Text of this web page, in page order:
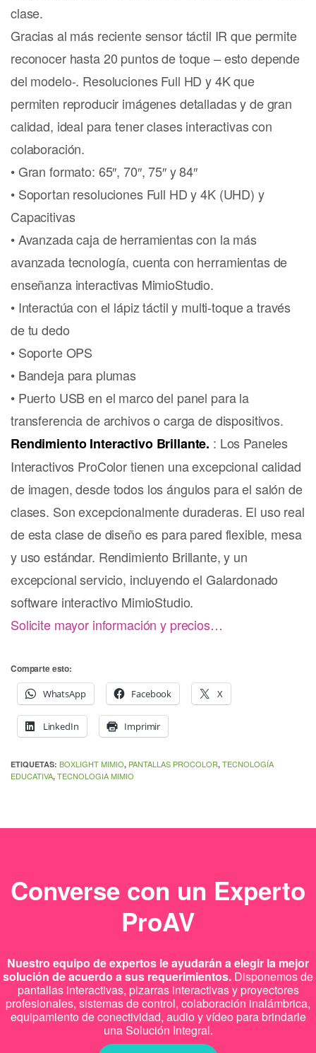
clase.
Gracias al más reciente sensor táctil IR que permite
reconocer hasta 20 puntos de toque – esto depende
del modelo-. Resoluciones Full HD y 4K que
permiten reproducir imágenes detalladas y de gran
calidad, ideal para tener clases interactivas con
colaboración.
• Gran formato: 65″, 70″, 75″ y 84″
• Soportan resoluciones Full HD y 4K (UHD) y
Capacitivas
• Avanzada caja de herramientas con la más
avanzada tecnología, cuenta con herramientas de
enseñanza interactivas MimioStudio.
• Interactúa con el lápiz táctil y multi-toque a través
de tu dedo
• Soporte OPS
• Bandeja para plumas
• Puerto USB en el marco del panel para la
transferencia de archivos o carga de dispositivos.
Rendimiento Interactivo Brillante. : Los Paneles
Interactivos ProColor tienen una excepcional calidad
de imagen, desde todos los ángulos para el salón de
clases. Son excepcionalmente duraderas. El uso real
de esta clase de diseño es para pared flexible, mesa
y uso estándar. Rendimiento Brillante, y un
excepcional servicio, incluyendo el Galardonado
software interactivo MimioStudio.
Solicite mayor información y precios…
Comparte esto:
WhatsApp
Facebook X
LinkedIn Imprimir
ETIQUETAS: BOXLIGHT MIMIO, PANTALLAS PROCOLOR, TECNOLOGÍA
EDUCATIVA, TECNOLOGIA MIMIO
Converse con un Experto
ProAV
Nuestro equipo de expertos le ayudarán a elegir la mejor
solución de acuerdo a sus requerimientos. Disponemos de
pantallas interactivas, pizarras interactivas y proyectores
profesionales, sistemas de control, colaboración inalámbrica,
equipamiento de conectividad, audio y vídeo para brindarle
una Solución Integral.